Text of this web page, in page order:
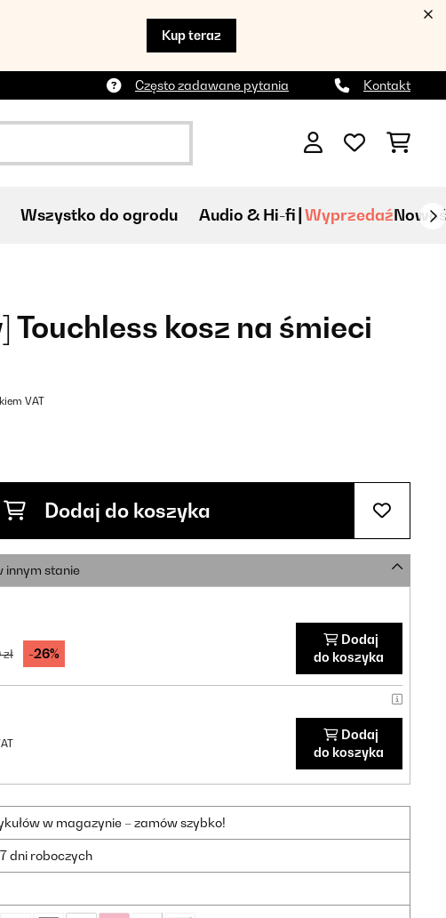
Kup teraz
Często zadawane pytania Kontakt
Wszystko do ogrodu Audio & Hi-fi Wyprzedaź
Touchless kosz na śmieci
VAT
Dodaj do koszyka
innym stanie
-26%
Dodaj
do koszyka
Dodaj
do koszyka
w magazynie – zamów szybko!
dni roboczych